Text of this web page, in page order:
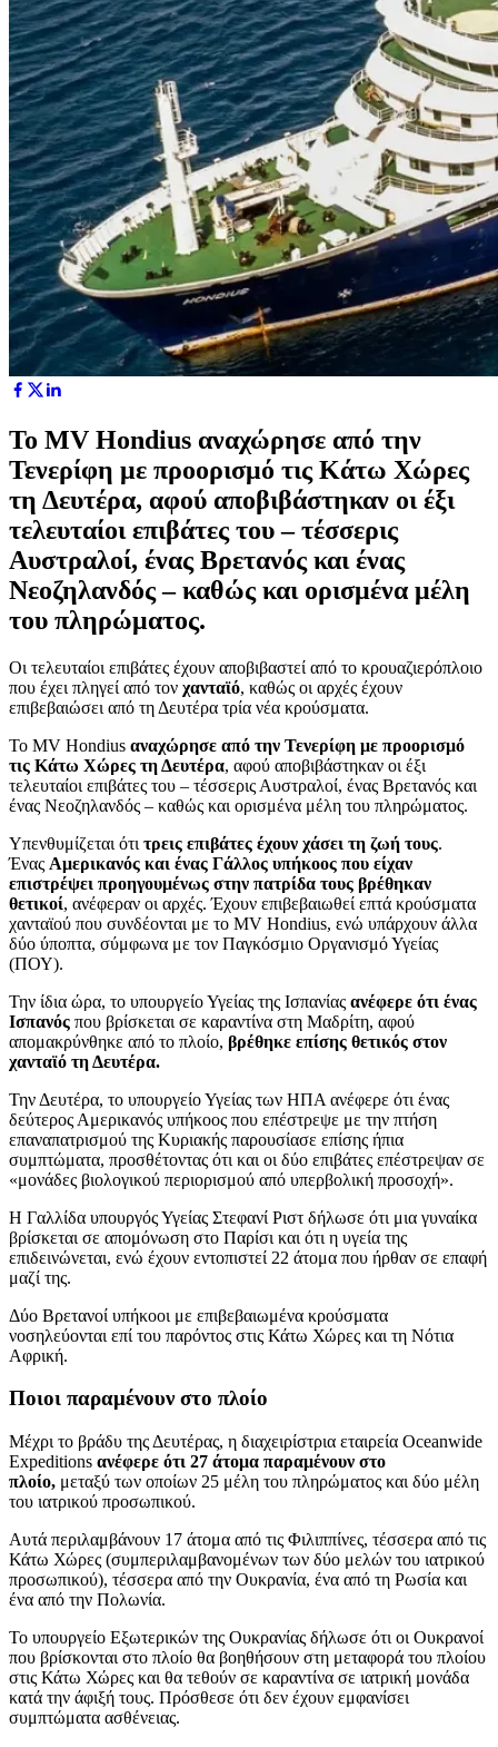
Το MV Hondius αναχώρησε από την
Τενερίφη με προορισμό τις Κάτω Χώρες
τη Δευτέρα, αφού αποβιβάστηκαν οι έξι
τελευταίοι επιβάτες του – τέσσερις
Αυστραλοί, ένας Βρετανός και ένας
Νεοζηλανδός – καθώς και ορισμένα μέλη
του πληρώματος.
Οι τελευταίοι επιβάτες έχουν αποβιβαστεί από το κρουαζιερόπλοιο
που έχει πληγεί από τον χανταϊό, καθώς οι αρχές έχουν
επιβεβαιώσει από τη Δευτέρα τρία νέα κρούσματα.
Το MV Hondius αναχώρησε από την Τενερίφη με προορισμό
τις Κάτω Χώρες τη Δευτέρα, αφού αποβιβάστηκαν οι έξι
τελευταίοι επιβάτες του – τέσσερις Αυστραλοί, ένας Βρετανός και
ένας Νεοζηλανδός – καθώς και ορισμένα μέλη του πληρώματος.
Υπενθυμίζεται ότι τρεις επιβάτες έχουν χάσει τη ζωή τους.
Ένας Αμερικανός και ένας Γάλλος υπήκοος που είχαν
επιστρέψει προηγουμένως στην πατρίδα τους βρέθηκαν
θετικοί, ανέφεραν οι αρχές. Έχουν επιβεβαιωθεί επτά κρούσματα
χανταϊού που συνδέονται με το MV Hondius, ενώ υπάρχουν άλλα
δύο ύποπτα, σύμφωνα με τον Παγκόσμιο Οργανισμό Υγείας
(ΠΟΥ).
Την ίδια ώρα, το υπουργείο Υγείας της Ισπανίας ανέφερε ότι ένας
Ισπανός που βρίσκεται σε καραντίνα στη Μαδρίτη, αφού
απομακρύνθηκε από το πλοίο, βρέθηκε επίσης θετικός στον
χανταϊό τη Δευτέρα.
Την Δευτέρα, το υπουργείο Υγείας των ΗΠΑ ανέφερε ότι ένας
δεύτερος Αμερικανός υπήκοος που επέστρεψε με την πτήση
επαναπατρισμού της Κυριακής παρουσίασε επίσης ήπια
συμπτώματα, προσθέτοντας ότι και οι δύο επιβάτες επέστρεψαν σε
«μονάδες βιολογικού περιορισμού από υπερβολική προσοχή».
Η Γαλλίδα υπουργός Υγείας Στεφανί Ριστ δήλωσε ότι μια γυναίκα
βρίσκεται σε απομόνωση στο Παρίσι και ότι η υγεία της
επιδεινώνεται, ενώ έχουν εντοπιστεί 22 άτομα που ήρθαν σε επαφή
μαζί της.
Δύο Βρετανοί υπήκοοι με επιβεβαιωμένα κρούσματα
νοσηλεύονται επί του παρόντος στις Κάτω Χώρες και τη Νότια
Αφρική.
Ποιοι παραμένουν στο πλοίο
Μέχρι το βράδυ της Δευτέρας, η διαχειρίστρια εταιρεία Oceanwide
Expeditions ανέφερε ότι 27 άτομα παραμένουν στο
πλοίο, μεταξύ των οποίων 25 μέλη του πληρώματος και δύο μέλη
του ιατρικού προσωπικού.
Αυτά περιλαμβάνουν 17 άτομα από τις Φιλιππίνες, τέσσερα από τις
Κάτω Χώρες (συμπεριλαμβανομένων των δύο μελών του ιατρικού
προσωπικού), τέσσερα από την Ουκρανία, ένα από τη Ρωσία και
ένα από την Πολωνία.
Το υπουργείο Εξωτερικών της Ουκρανίας δήλωσε ότι οι Ουκρανοί
που βρίσκονται στο πλοίο θα βοηθήσουν στη μεταφορά του πλοίου
στις Κάτω Χώρες και θα τεθούν σε καραντίνα σε ιατρική μονάδα
κατά την άφιξή τους. Πρόσθεσε ότι δεν έχουν εμφανίσει
συμπτώματα ασθένειας.